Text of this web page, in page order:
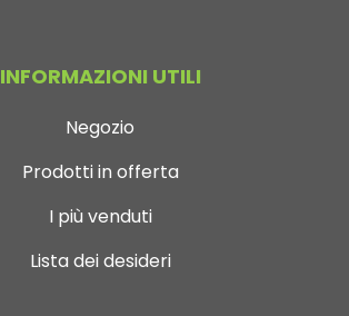
INFORMAZIONI UTILI
Negozio
Prodotti in offerta
I più venduti
Lista dei desideri